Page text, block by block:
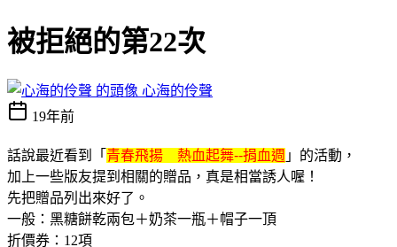
被拒絕的第22次
心海的伶聲
19年前
話說最近看到「 青春飛揚 熱血起舞--捐血週 」的活動，
加上一些版友提到相關的贈品，真是相當誘人喔！
先把贈品列出來好了。
一般：黑糖餅乾兩包＋奶茶一瓶＋帽子一頂
折價券：12項